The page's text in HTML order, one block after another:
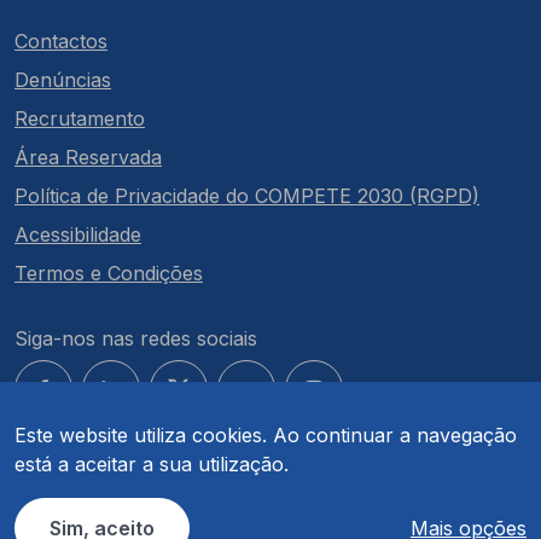
Este website utiliza cookies. Ao continuar a navegação
está a aceitar a sua utilização.
Sim, aceito Mais opções
Contactos
Denúncias
Recrutamento
Área Reservada
Política de Privacidade do COMPETE 2030 (RGPD)
Acessibilidade
Termos e Condições
Siga-nos nas redes sociais
© COMPETE 2030. Todos os direitos reservados.